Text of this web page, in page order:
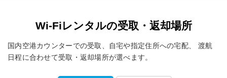
Wi-Fiレンタルの受取・返却場所
国内空港カウンターでの受取、自宅や指定住所への宅配、
渡航
日程に合わせて受取・返却場所が選べます。